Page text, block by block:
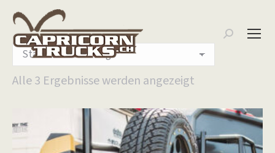
Search:
Alle 3 Ergebnisse werden angezeigt